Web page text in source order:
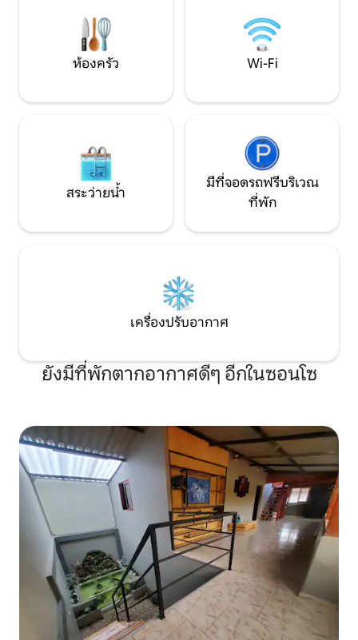
ครบครันเพื่อให้คุณได้เพลิดเพลินกับอาหาร
และวิวชนบท 🌿 กิจกรรมกลางแจ้ง: ก้าว
ออกไปยังสนามหญ้ากว้างขวาง เหมาะ
เด็กๆ หรือเพียงแค่เพลิดเพลินกับอากาศ
อิสระในพื้นที่ปลอดภัยและเปิดโล่งนี้ 🚗
ความสะดวกสบาย: ที่พักแห่งนี้มีที่จอดรถ
ส่วนตัวสูงสุด 3 คัน เหมาะสำหรับครอบครัว
หรือกลุ่มที่เดินทางด้วยกัน ✨ สัมผัสชีวิต
สะดวกสบาย อิสระ และความสงบสุขที่คุณ
มองหา
ถึงสัตว์เลี้ยงของคุ
ห้องครัว Wi-Fi
สระว่ายน้ำ
มีที่จอดรถฟรีบริเวณ
ที่พัก
เครื่องปรับอากาศ
ยังมีที่พักตากอากาศดีๆ อีกในซอนโซ